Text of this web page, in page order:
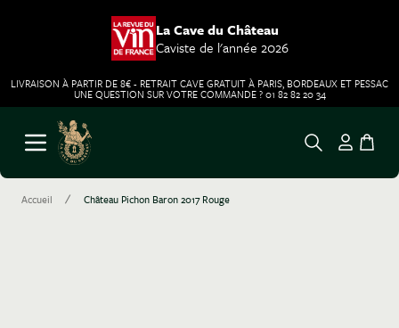
La Cave du Château
Caviste de l'année 2026
LIVRAISON À PARTIR DE 8€ - RETRAIT CAVE GRATUIT À PARIS, BORDEAUX ET PESSAC
UNE QUESTION SUR VOTRE COMMANDE ? 01 82 82 20 34
Aller au contenu
Ouvrir le menu
Accueil / Château Pichon Baron 2017 Rouge